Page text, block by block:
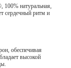
100% натуральная,
сердечный ритм и
обеспечивая
высокой